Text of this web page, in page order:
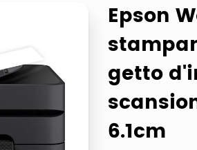
occhiali sole 0703 thin rotondo
differenziata
Epson
getto
6.1cm